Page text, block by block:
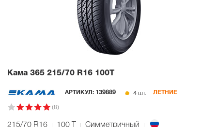
Кама 365 215/70 R16 100T
АРТИКУЛ: 139889 4 шт. ЛЕТНИЕ
(8)
215/70 R16 100 Симметричный